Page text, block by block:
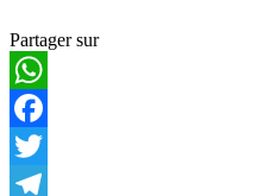
Partager sur
WhatsApp
Facebook
Twitter